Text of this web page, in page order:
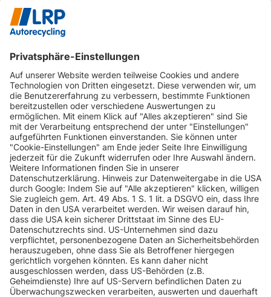
INFORMATIONEN
KUNDENSERVICE
INFORMATIONEN
ZAHLUNGSARTEN